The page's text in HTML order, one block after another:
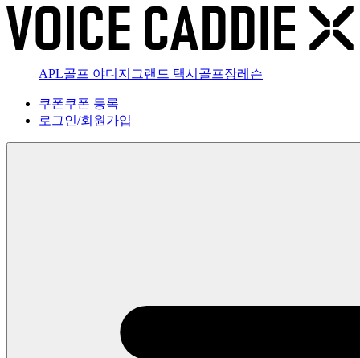
APL골프 야디지 그랜드 택시 골프장레슨
쿠폰쿠폰 등록
로그인/회원가입